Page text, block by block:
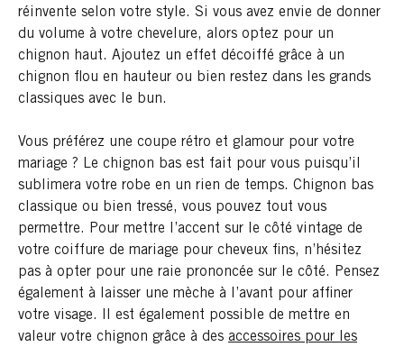
réinvente selon votre style. Si vous avez envie de donner
du volume à votre chevelure, alors optez pour un
chignon haut. Ajoutez un effet décoiffé grâce à un
chignon flou en hauteur ou bien restez dans les grands
classiques avec le bun.
Vous préférez une coupe rétro et glamour pour votre
mariage ? Le chignon bas est fait pour vous puisqu’il
sublimera votre robe en un rien de temps. Chignon bas
classique ou bien tressé, vous pouvez tout vous
permettre. Pour mettre l’accent sur le côté vintage de
votre coiffure de mariage pour cheveux fins, n’hésitez
pas à opter pour une raie prononcée sur le côté. Pensez
également à laisser une mèche à l’avant pour affiner
votre visage. Il est également possible de mettre en
valeur votre chignon grâce à des accessoires pour les